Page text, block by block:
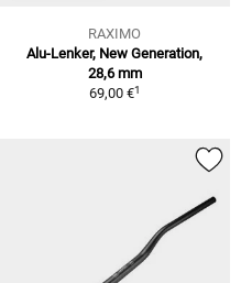
RAXIMO
Alu-Lenker, New Generation,
28,6 mm
69,00 €1